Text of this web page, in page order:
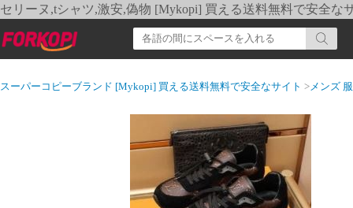
セリーヌ,tシャツ,激安,偽物 [Mykopi] 買える送料無料で安全な
スーパーコピーブランド [Mykopi] 買える送料無料で安全なサイト >メンズ 服